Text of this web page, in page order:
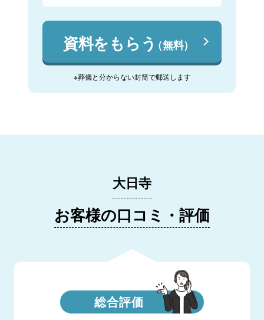
資料をもらう（無料）
※葬儀と分からない封筒で郵送します
大日寺
お客様の口コミ・評価
総合評価